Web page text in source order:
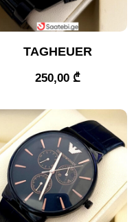
TAGHEUER
250,00 ₾